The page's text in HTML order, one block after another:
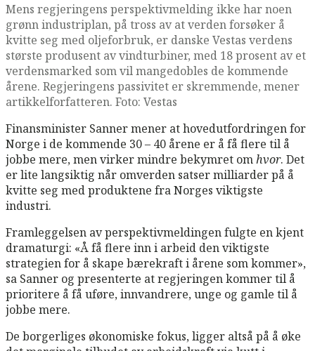
Mens regjeringens perspektivmelding ikke har noen
grønn industriplan, på tross av at verden forsøker å
kvitte seg med oljeforbruk, er danske Vestas verdens
største produsent av vindturbiner, med 18 prosent av et
verdensmarked som vil mangedobles de kommende
årene. Regjeringens passivitet er skremmende, mener
artikkelforfatteren. Foto: Vestas
Finansminister Sanner mener at hovedutfordringen for
Norge i de kommende 30 – 40 årene er å få flere til å
jobbe mere, men virker mindre bekymret omhvor. Det
er lite langsiktig når omverden satser milliarder på å
kvitte seg med produktene fra Norges viktigste
industri.
Framleggelsen av perspektivmeldingen fulgte en kjent
dramaturgi: «Å få flere inn i arbeid den viktigste
strategien for å skape bærekraft i årene som kommer»,
sa Sanner og presenterte at regjeringen kommer til å
prioritere å få uføre, innvandrere, unge og gamle til å
jobbe mere.
De borgerliges økonomiske fokus, ligger altså på å øke